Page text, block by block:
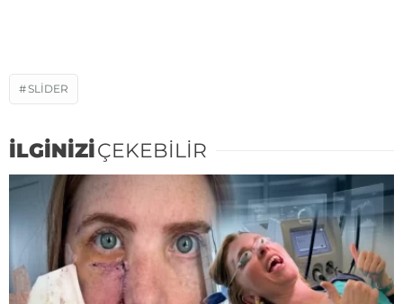
SLIDER
İLGİNİZİÇEKEBİLİR